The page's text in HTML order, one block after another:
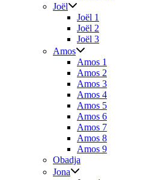
Joël
Joël 1
Joël 2
Joël 3
Amos
Amos 1
Amos 2
Amos 3
Amos 4
Amos 5
Amos 6
Amos 7
Amos 8
Amos 9
Obadja
Jona